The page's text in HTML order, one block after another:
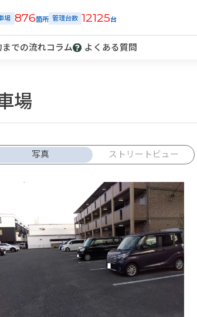
での流れコラム よくある質問
場 876 管理台数 12125
場
写真 ストリートビュー
約 車庫証明発行 トラブル報告
ご契約中の駐車場ページのボタン
ージ中ほどの各種ボタンを押します